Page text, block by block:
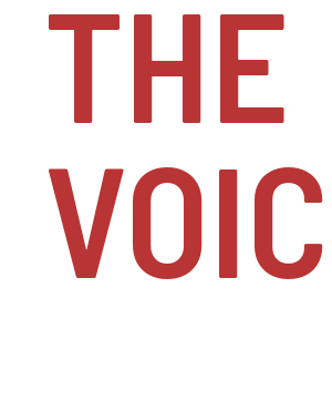
THE